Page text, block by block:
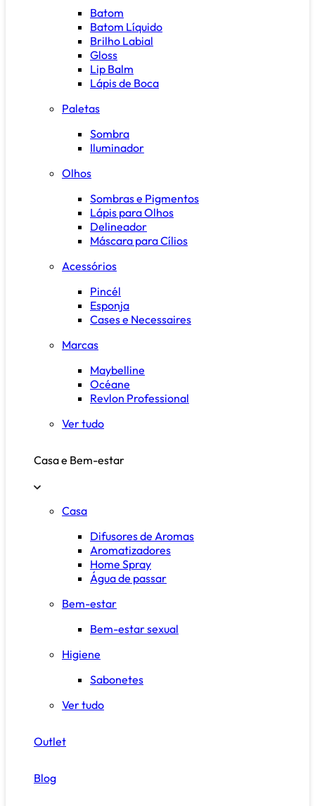
Batom
Batom Líquido
Brilho Labial
Gloss
Lip Balm
Lápis de Boca
Paletas
Sombra
Iluminador
Olhos
Sombras e Pigmentos
Lápis para Olhos
Delineador
Máscara para Cílios
Acessórios
Pincél
Esponja
Cases e Necessaires
Marcas
Maybelline
Océane
Revlon Professional
Ver tudo
Casa e Bem-estar
Casa
Difusores de Aromas
Aromatizadores
Home Spray
Água de passar
Bem-estar
Bem-estar sexual
Higiene
Sabonetes
Ver tudo
Outlet
Blog